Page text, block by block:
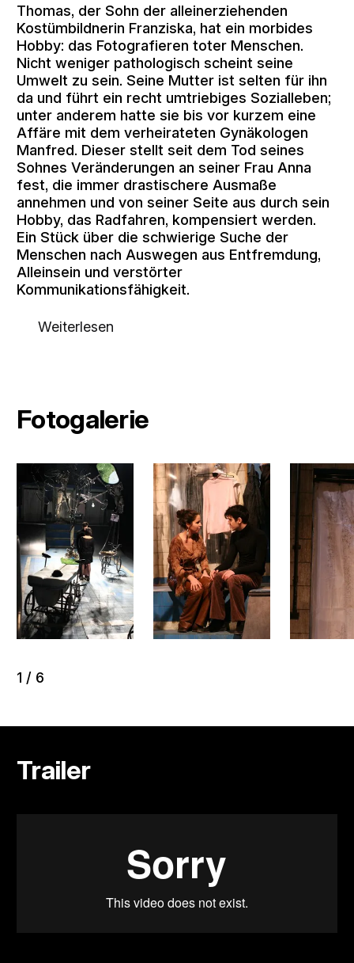
Thomas, der Sohn der alleinerziehenden
Kostümbildnerin Franziska, hat ein morbides
Hobby: das Fotografieren toter Menschen.
Nicht weniger pathologisch scheint seine
Umwelt zu sein. Seine Mutter ist selten für ihn
da und führt ein recht umtriebiges Sozialleben;
unter anderem hatte sie bis vor kurzem eine
Affäre mit dem verheirateten Gynäkologen
Manfred. Dieser stellt seit dem Tod seines
Sohnes Veränderungen an seiner Frau Anna
fest, die immer drastischere Ausmaße
annehmen und von seiner Seite aus durch sein
Hobby, das Radfahren, kompensiert werden.
Ein Stück über die schwierige Suche der
Menschen nach Auswegen aus Entfremdung,
Alleinsein und verstörter
Kommunikationsfähigkeit.
Weiterlesen
Fotogalerie
1 / 6
Trailer